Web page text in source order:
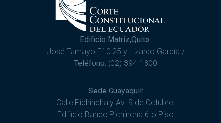
Edificio Matriz,Quito:
José Tamayo E10 25 y Lizardo García /
Teléfono: (02) 394-1800
Sede Guayaquil:
Calle Pichincha y Av. 9 de Octubre.
Edificio Banco Pichincha 6to Piso